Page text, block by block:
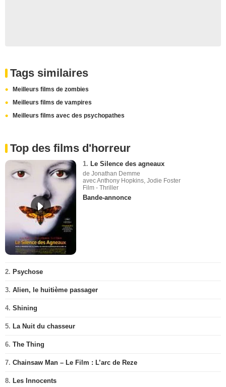
Tags similaires
Meilleurs films de zombies
Meilleurs films de vampires
Meilleurs films avec des psychopathes
Top des films d'horreur
1. Le Silence des agneaux
de Jonathan Demme
avec Anthony Hopkins, Jodie Foster
Film - Thriller
Bande-annonce
2. Psychose
3. Alien, le huitième passager
4. Shining
5. La Nuit du chasseur
6. The Thing
7. Chainsaw Man – Le Film : L’arc de Reze
8. Les Innocents